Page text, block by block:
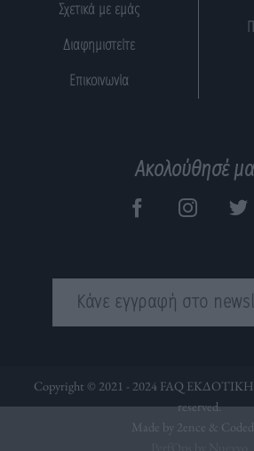
Σχετικά με εμάς
Διαφημιστείτε
Επικοινωνία
Ακολούθησέ
Κάνε εγγραφή στο
Copyright © 2021 - 2024 FAQ
reserved.
Made by 2ence &